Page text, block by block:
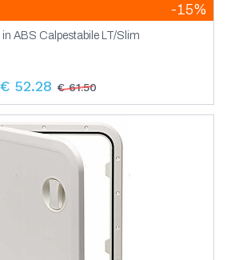
-15%
in ABS Calpestabile LT/Slim
€ 52.28 € 61.50